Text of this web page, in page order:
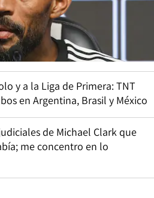
y a la Liga de Primera: TNT
en Argentina, Brasil y México
de Michael Clark que
me concentro en lo